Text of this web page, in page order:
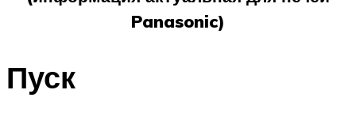
Panasonic)
Пуск